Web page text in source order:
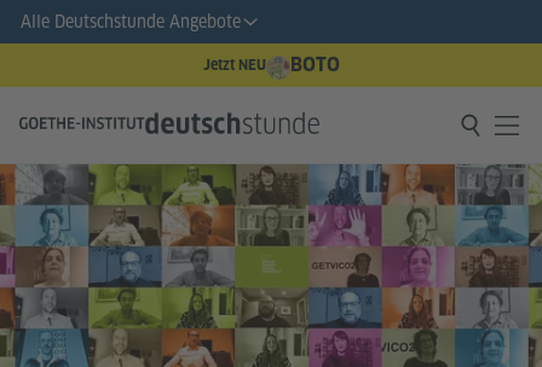
Alle Deutschstunde Angebote
Jetzt NEU BOTO